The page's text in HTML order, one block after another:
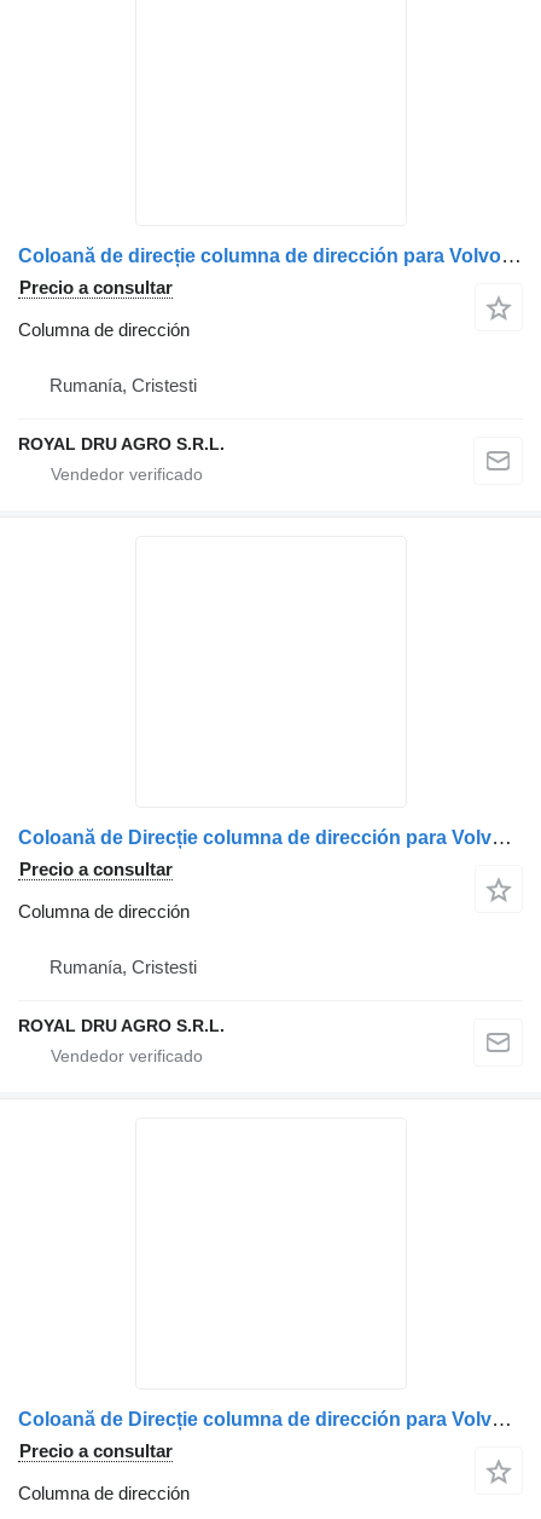
Coloană de direcție columna de dirección para Volvo – Coduri 20575171, 22190324, 22317277, 22380527 camión
Precio a consultar
Columna de dirección
Rumanía, Cristesti
ROYAL DRU AGRO S.R.L.
Coloană de Direcție columna de dirección para Volvo cu Cheie și Pedală Reglabilă – Coduri 20575175, 20398485, 1063436 camión
Precio a consultar
Columna de dirección
Rumanía, Cristesti
ROYAL DRU AGRO S.R.L.
Coloană de Direcție columna de dirección para Volvo 82630789 / 84197451 / 84415390 / 82694691 / 84186787 camión
Precio a consultar
Columna de dirección